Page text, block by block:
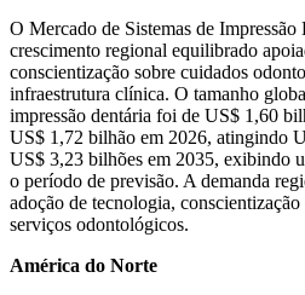
O Mercado de Sistemas de Impressão
crescimento regional equilibrado
conscientização sobre cuidados
infraestrutura clínica. O tamanho
impressão dentária foi de US$ 1,60
US$ 1,72 bilhão em 2026, atingindo
US$ 3,23 bilhões em 2035, exibindo
o período de previsão. A demanda
adoção de tecnologia, conscientização
serviços odontológicos.
América do Norte